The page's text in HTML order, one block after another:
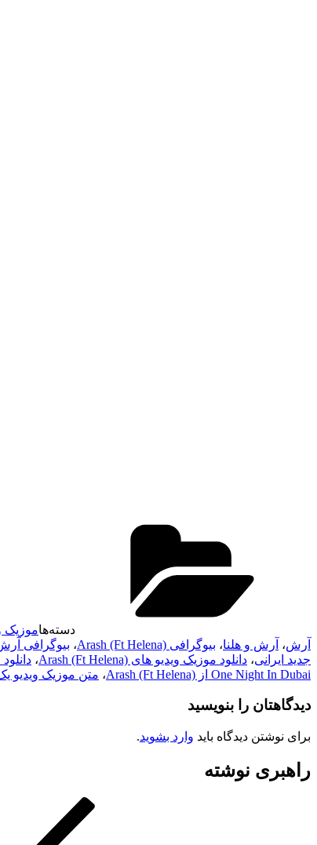
دسته‌هاموزیک
آرش، آرش و هلنا، بیوگرافی Arash (Ft Helena) ، بیوگرافی
جدید ایرانی، دانلود موزیک ویدیو های Arash (Ft Helena) ،
One Night In Dubai از Arash (Ft Helena)
، متن موزیک ویدیو
دیدگاهتان را بنویسید
برای نوشتن دیدگاه باید وارد بشوید.
راهبری نوشته